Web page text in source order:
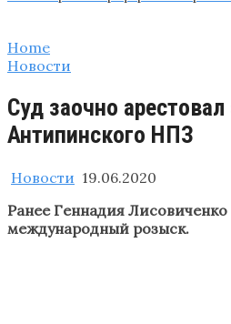
Home
Новости
Суд заочно
Антипинского НПЗ
Новости 19.06.2020
Ранее Геннадия
международный розыск.